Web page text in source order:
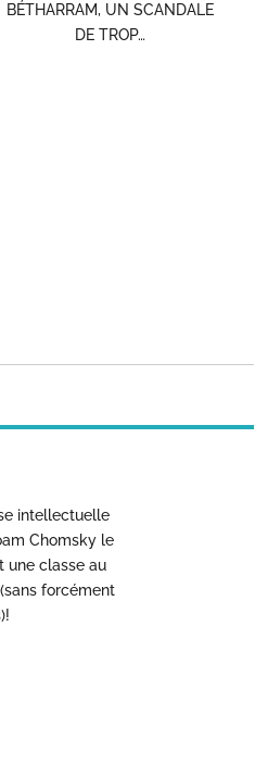
BÉTHARRAM, UN SCANDALE
DE TROP…
intellectuelle
Chomsky le
une classe au
forcément